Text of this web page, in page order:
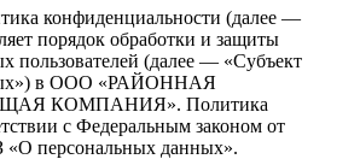
конфиденциальности (далее —
порядок обработки и защиты
пользователей (далее — «Субъект
в ООО «РАЙОННАЯ
КОМПАНИЯ». Политика
с Федеральным законом от
персональных данных».